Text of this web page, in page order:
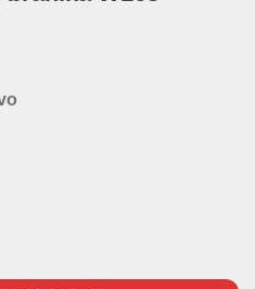
količina